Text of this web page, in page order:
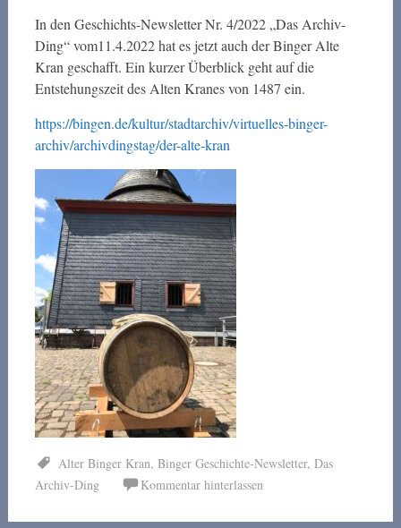
In den Geschichts-Newsletter Nr. 4/2022 „Das Archiv-
Ding“ vom11.4.2022 hat es jetzt auch der Binger Alte
Kran geschafft. Ein kurzer Überblick geht auf die
Entstehungszeit des Alten Kranes von 1487 ein.
https://bingen.de/kultur/stadtarchiv/virtuelles-binger-
archiv/archivdingstag/der-alte-kran
Alter Binger Kran, Binger Geschichte-Newsletter, Das
Archiv-Ding
Kommentar hinterlassen